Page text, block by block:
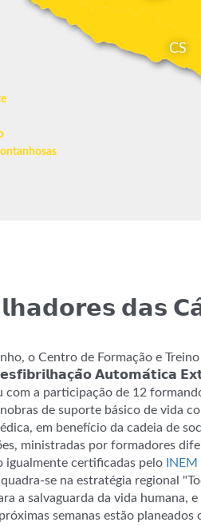
CS
𝗱𝗮𝘀
o Centro de Formação e
𝗔𝘂𝘁𝗼𝗺𝗮́𝘁𝗶𝗰𝗮
com a participação de 12
de suporte básico de vida
em benefício da cadeia de
ministradas por formadores
igualmente certificadas pelo
se na estratégia regional
a salvaguarda da vida humana,
semanas estão